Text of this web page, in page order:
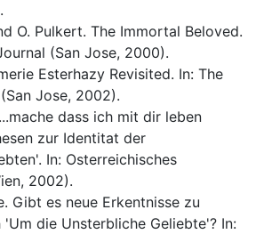
O. Pulkert. The Immortal Beloved.
(San Jose, 2000).
Esterhazy Revisited. In: The
Jose, 2002).
dass ich mit dir leben
zur Identitat der
In: Osterreichisches
2002).
Gibt es neue Erkentnisse zu
die Unsterbliche Geliebte'? In: